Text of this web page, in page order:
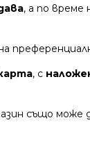
, а по време
, с
също